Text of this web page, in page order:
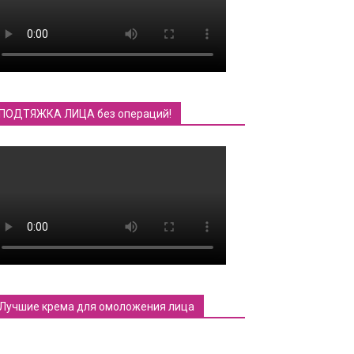
ЛИЦА без операций!
крема для омоложения лица